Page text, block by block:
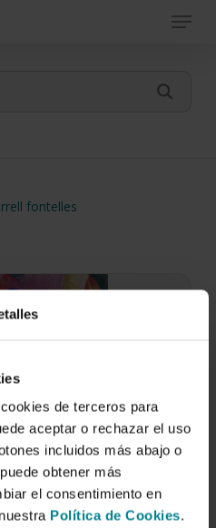
de terceros para
aceptar o rechazar el uso
incluidos más abajo o
obtener más
el consentimiento en
Política de Cookies.
Menu
fontelles